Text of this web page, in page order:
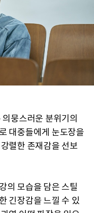
뭉스러운 분위기의
대중들에게 눈도장을
렬한 존재감을 선보
의 모습을 담은 스틸
긴장감을 느낄 수 있